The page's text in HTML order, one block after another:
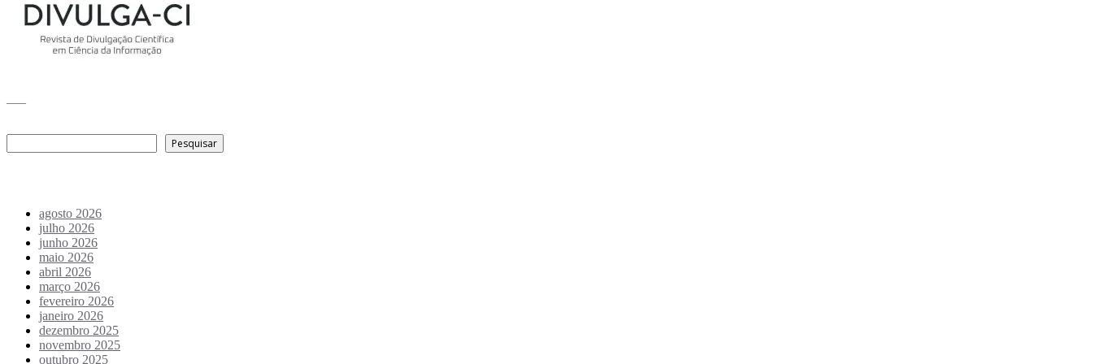
Pesquisar
agosto 2026
julho 2026
junho 2026
maio 2026
abril 2026
março 2026
fevereiro 2026
janeiro 2026
dezembro 2025
novembro 2025
outubro 2025